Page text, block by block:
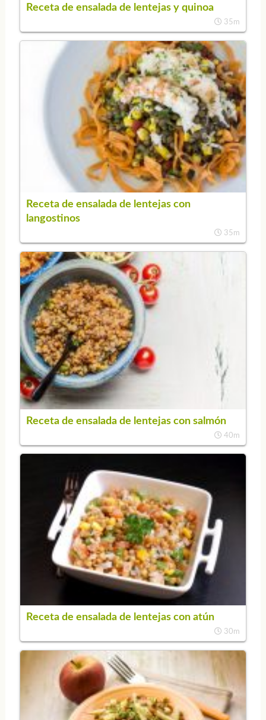
Receta de ensalada de lentejas y quinoa
35m
Receta de ensalada de lentejas con
langostinos
35m
Receta de ensalada de lentejas con salmón
40m
Receta de ensalada de lentejas con atún
30m